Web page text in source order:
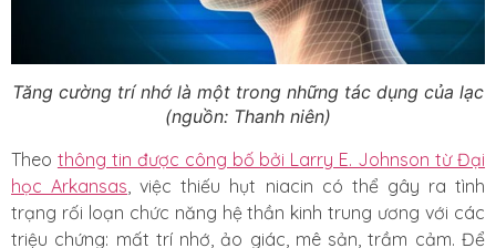
Tăng cường trí nhớ là một trong những tác dụng của lạc
(nguồn: Thanh niên)
Theo thông tin được công bố bởi Larry E. Johnson từ Đại
học Arkansas , việc thiếu hụt niacin có thể gây ra tình
trạng rối loạn chức năng hệ thần kinh trung ương với các
triệu chứng: mất trí nhớ, ảo giác, mê sản, trầm cảm. Để